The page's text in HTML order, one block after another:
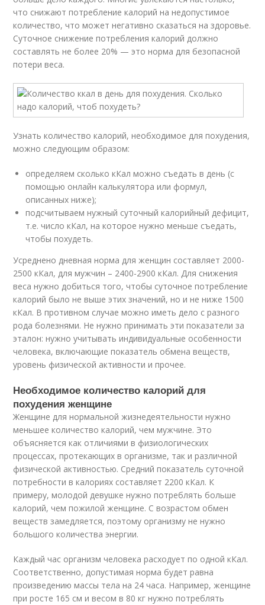
что снижают потребление калорий на недопустимое
количество, что может негативно сказаться на здоровье.
Суточное снижение потребления калорий должно
составлять не более 20% — это норма для безопасной
потери веса.
Узнать количество калорий, необходимое для похудения,
можно следующим образом:
определяем сколько кКал можно съедать в день (с
помощью онлайн калькулятора или формул,
описанных ниже);
подсчитываем нужный суточный калорийный дефицит,
т.е. число кКал, на которое нужно меньше съедать,
чтобы похудеть.
Усреднено дневная норма для женщин составляет 2000-
2500 кКал, для мужчин – 2400-2900 кКал. Для снижения
веса нужно добиться того, чтобы суточное потребление
калорий было не выше этих значений, но и не ниже 1500
кКал. В противном случае можно иметь дело с разного
рода болезнями. Не нужно принимать эти показатели за
эталон: нужно учитывать индивидуальные особенности
человека, включающие показатель обмена веществ,
уровень физической активности и прочее.
Необходимое количество калорий для
похудения женщине
Женщине для нормальной жизнедеятельности нужно
меньшее количество калорий, чем мужчине. Это
объясняется как отличиями в физиологических
процессах, протекающих в организме, так и различной
физической активностью. Средний показатель суточной
потребности в калориях составляет 2200 кКал. К
примеру, молодой девушке нужно потреблять больше
калорий, чем пожилой женщине. С возрастом обмен
веществ замедляется, поэтому организму не нужно
большого количества энергии.
Каждый час организм человека расходует по одной кКал.
Соответственно, допустимая норма будет равна
произведению массы тела на 24 часа. Например, женщине
при росте 165 см и весом в 80 кг нужно потреблять